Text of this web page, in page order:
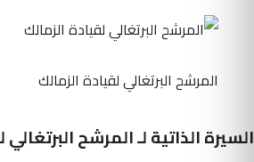
المرشح البرتغالي لقيادة الزمالك
السيرة الذاتية لـ المرشح